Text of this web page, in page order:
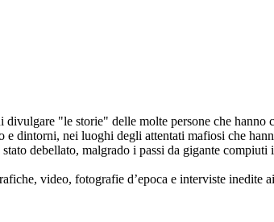
"le storie" delle molte persone che
dintorni, nei luoghi degli attentati mafiosi che
debellato, malgrado i passi da gigante
video, fotografie d’epoca e interviste inedite